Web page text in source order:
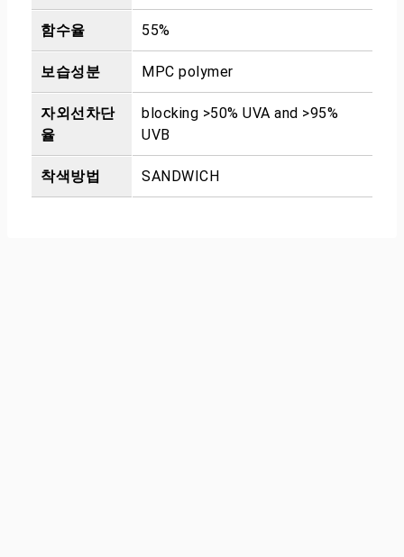
함수율 55%
보습성분 MPC polymer
자외선차단
율
blocking >50% UVA and >95%
UVB
착색방법 SANDWICH